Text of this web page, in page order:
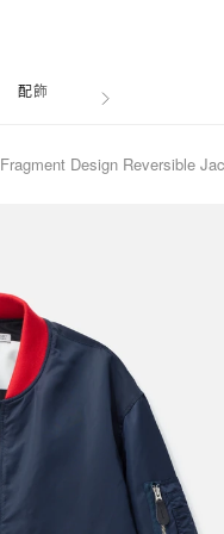
配飾 生活
Fragment Design Reversible